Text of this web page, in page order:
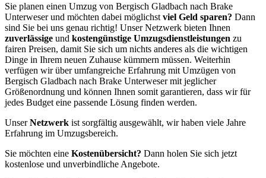
Sie planen einen Umzug von Bergisch Gladbach nach Brake
Unterweser und möchten dabei möglichst viel Geld sparen? Dann
sind Sie bei uns genau richtig! Unser Netzwerk bieten Ihnen
zuverlässige und kostengünstige Umzugsdienstleistungen zu
fairen Preisen, damit Sie sich um nichts anderes als die wichtigen
Dinge in Ihrem neuen Zuhause kümmern müssen. Weiterhin
verfügen wir über umfangreiche Erfahrung mit Umzügen von
Bergisch Gladbach nach Brake Unterweser mit jeglicher
Größenordnung und können Ihnen somit garantieren, dass wir für
jedes Budget eine passende Lösung finden werden.
UnserNetzwerk ist sorgfältig ausgewählt, wir haben viele Jahre
Erfahrung im Umzugsbereich.
Sie möchten eine Kostenübersicht? Dann holen Sie sich jetzt
kostenlose und unverbindliche Angebote.